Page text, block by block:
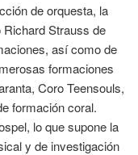
de orquesta, la
Strauss de
así como de
formaciones
Coro Teensouls,
formación coral.
lo que supone la
y de investigación